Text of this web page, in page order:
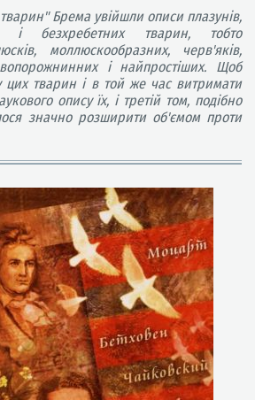
Брема увійшли описи плазунів,
і безхребетних тварин, тобто
моллюскообразних, черв'яків,
і найпростіших. Щоб
цих тварин і в той же час витримати
опису їх, і третій том, подібно
значно розширити об'ємом проти